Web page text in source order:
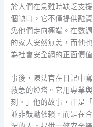
於人們在急難時缺乏支
個缺口，它不僅提供融
免他們走向極端。在數
的家人安然無恙，而他
為社會安全網的正面價值
事後，陳法官在日記中
救急的燈塔。它用專業
刻。」他的故事，正是
並非鼓勵依賴，而是在